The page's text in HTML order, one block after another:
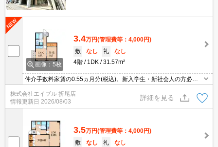
画像：5枚
3.4万円(管理費等：4,000円)
敷
なし 礼
なし
4階
1DK 31.57m²
仲介手数料家賃の0.55ヵ月分(税込)。新入学生・新社会人の方必
見!。バス・トイレ別。エアコン1基付き。収納たっぷり。
株式会社エイブル 折尾店
情報更新日 2026/08/03
詳細を見る
3.5万円(管理費等：4,000円)
敷
なし 礼
なし